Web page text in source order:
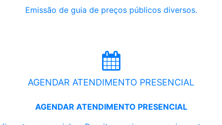
Emissão de guia de preços públicos diversos.
AGENDAR ATENDIMENTO PRESENCIAL
AGENDAR ATENDIMENTO PRESENCIAL